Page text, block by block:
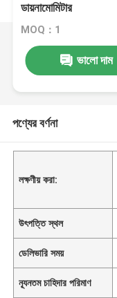
ডায়নামোমিটার
MOQ：1
ভালো দাম
পণ্যের বর্ণনা
লক্ষণীয় করা:
উৎপত্তি স্থল
ডেলিভারি সময়
ন্যূনতম চাহিদার পরিমাণ